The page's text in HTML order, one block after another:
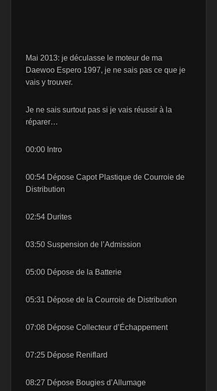
Mai 2013: je déculasse le moteur de ma
Daewoo Espero 1997, je ne sais pas ce que je
vais y trouver.
Je ne sais surtout pas si je vais réussir à la
réparer…
00:00 Intro
00:54 Dépose Capot Plastique de Courroie de
Distribution
02:54 Durites
03:50 Suspension de l’Admission
05:00 Dépose de la Batterie
05:31 Dépose de la Courroie de Distribution
07:08 Dépose Collecteur d’Échappement
07:25 Dépose Reniflard
08:27 Dépose Bougies d’Allumage